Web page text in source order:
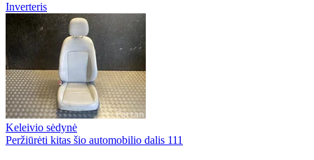
Inverteris
Keleivio sėdynė
Peržiūrėti kitas šio automobilio dalis 111